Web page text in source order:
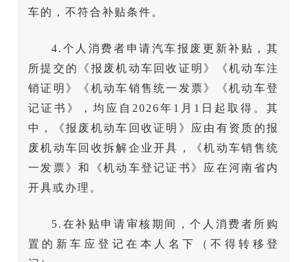
车的，不符合补贴条件。
4.个人消费者申请汽车报废更新补贴，其
所提交的《报废机动车回收证明》《机动车注
销证明》《机动车销售统一发票》《机动车登
记证书》，均应自2026年1月1日起取得。其
中，《报废机动车回收证明》应由有资质的报
废机动车回收拆解企业开具，《机动车销售统
一发票》和《机动车登记证书》应在河南省内
开具或办理。
5.在补贴申请审核期间，个人消费者所购
置的新车应登记在本人名下（不得转移登